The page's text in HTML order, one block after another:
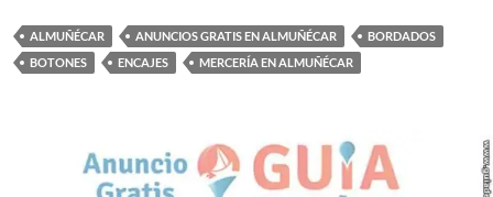
ALMUÑÉCAR ANUNCIOS GRATIS EN ALMUÑÉCAR
BORDADOS
BOTONES
ENCAJES MERCERÍA EN ALMUÑÉCAR